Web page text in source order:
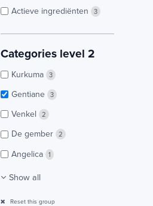
Actieve ingrediënten 3
Categories level 2
Kurkuma 3
Gentiane 3
Venkel 2
De gember 2
Angelica 1
Show all
Reset this group